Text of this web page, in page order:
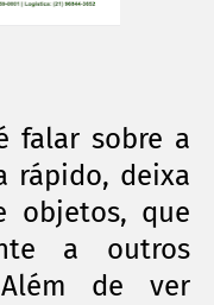
falar sobre a
rápido, deixa
objetos, que
a outros
de ver